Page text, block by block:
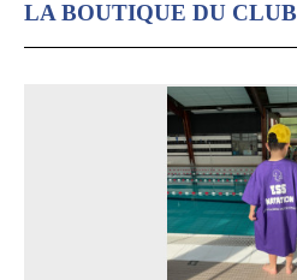
LA BOUTIQUE DU CLUB